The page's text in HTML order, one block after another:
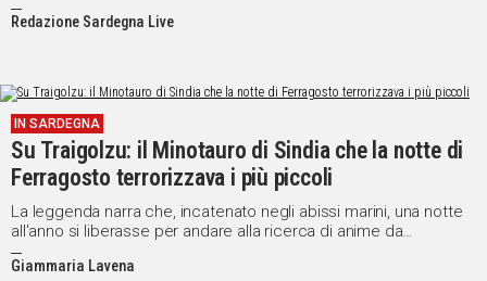
Redazione Sardegna Live
IN SARDEGNA
Su Traigolzu: il Minotauro di Sindia che la notte di
Ferragosto terrorizzava i più piccoli
La leggenda narra che, incatenato negli abissi marini, una notte
all'anno si liberasse per andare alla ricerca di anime da
trascinare con sé in profondità. Oggi è una maschera del
Carnevale sindiese
Giammaria Lavena